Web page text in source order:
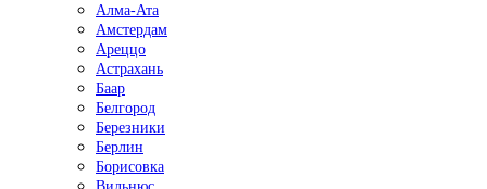
Алма-Ата
Амстердам
Ареццо
Астрахань
Баар
Белгород
Березники
Берлин
Борисовка